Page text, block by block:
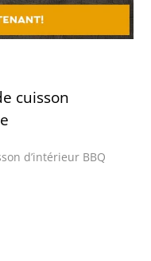
cuisson
d’intérieur BBQ